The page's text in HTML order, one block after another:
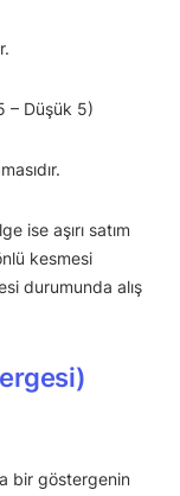
– Düşük 5)
ise aşırı satım
kesmesi
durumunda alış
bir göstergenin